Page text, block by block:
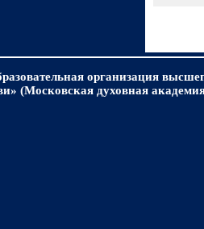
организация
(Московская духовная